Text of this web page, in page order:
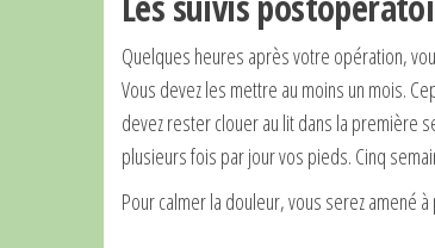
Quelques heures après votre opération,
Vous devez les mettre au moins un mois.
devez rester clouer au lit dans la première
plusieurs fois par jour vos pieds. Cinq
Pour calmer la douleur, vous serez amené